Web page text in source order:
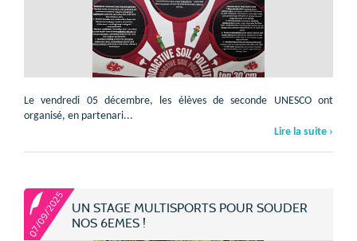
Le vendredi 05 décembre, les élèves de seconde UNESCO ont
organisé, en partenari...
Lire la suite ›
07/09/2025 UN STAGE MULTISPORTS POUR SOUDER
NOS 6EMES !